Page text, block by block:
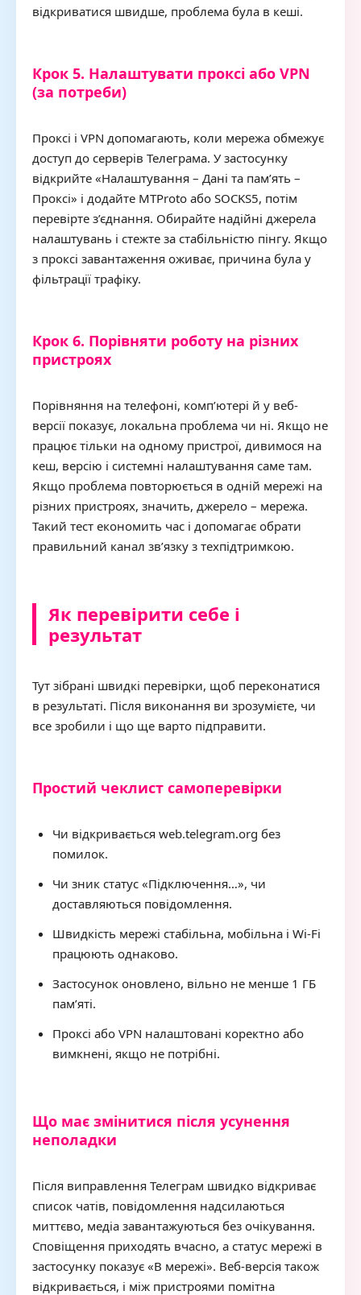
відкриватися швидше, проблема була в кеші.
Крок 5. Налаштувати проксі або VPN
(за потреби)
Проксі і VPN допомагають, коли мережа обмежує
доступ до серверів Телеграма. У застосунку
відкрийте «Налаштування – Дані та пам’ять –
Проксі» і додайте MTProto або SOCKS5, потім
перевірте з’єднання. Обирайте надійні джерела
налаштувань і стежте за стабільністю пінгу. Якщо
з проксі завантаження оживає, причина була у
фільтрації трафіку.
Крок 6. Порівняти роботу на різних
пристроях
Порівняння на телефоні, комп’ютері й у веб-
версії показує, локальна проблема чи ні. Якщо не
працює тільки на одному пристрої, дивимося на
кеш, версію і системні налаштування саме там.
Якщо проблема повторюється в одній мережі на
різних пристроях, значить, джерело – мережа.
Такий тест економить час і допомагає обрати
правильний канал зв’язку з техпідтримкою.
Як перевірити себе і
результат
Тут зібрані швидкі перевірки, щоб переконатися
в результаті. Після виконання ви зрозумієте, чи
все зробили і що ще варто підправити.
Простий чеклист самоперевірки
Чи відкривається web.telegram.org без
помилок.
Чи зник статус «Підключення…», чи
доставляються повідомлення.
Швидкість мережі стабільна, мобільна і Wi-Fi
працюють однаково.
Застосунок оновлено, вільно не менше 1 ГБ
пам’яті.
Проксі або VPN налаштовані коректно або
вимкнені, якщо не потрібні.
Що має змінитися після усунення
неполадки
Після виправлення Телеграм швидко відкриває
список чатів, повідомлення надсилаються
миттєво, медіа завантажуються без очікування.
Сповіщення приходять вчасно, а статус мережі в
застосунку показує «В мережі». Веб-версія також
відкривається, і між пристроями помітна